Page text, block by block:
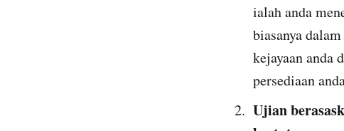
ialah anda
biasanya
kejayaan anda
persediaan
Ujian